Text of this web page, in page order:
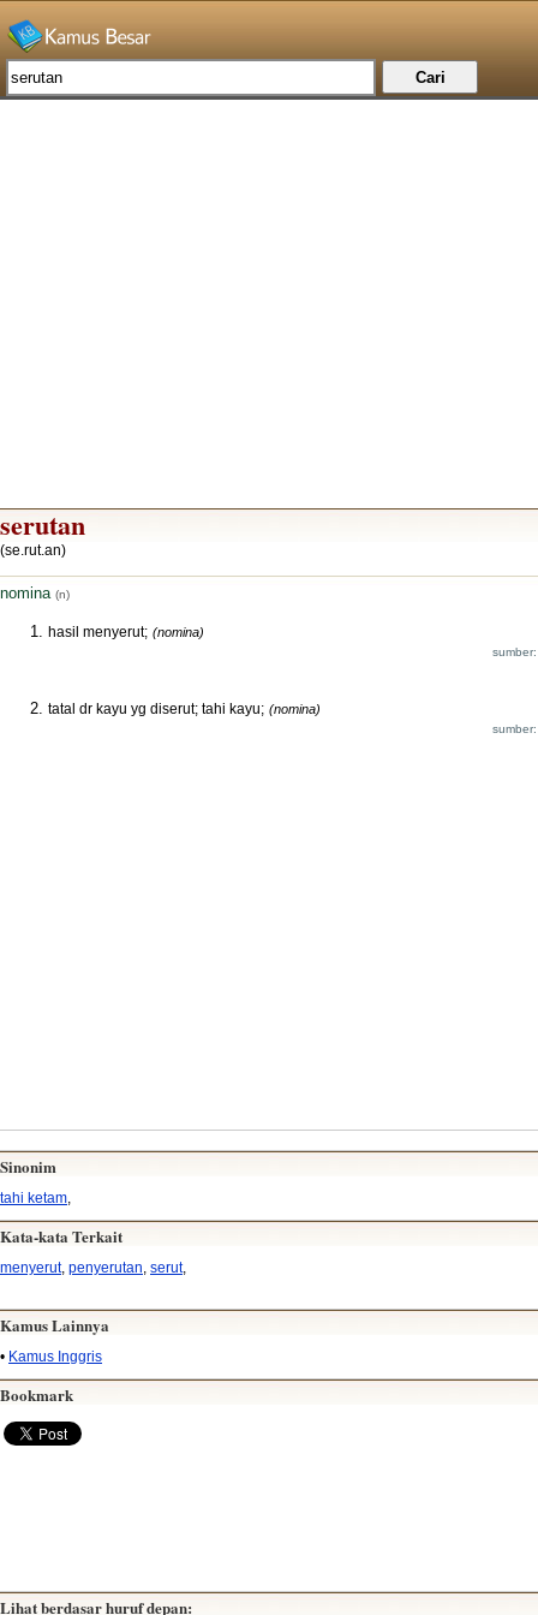
serutan
(se.rut.an)
nomina (n)
hasil menyerut; (nomina)
tatal dr kayu yg diserut; tahi kayu; (nomina)
Sinonim
tahi ketam
Kata-kata Terkait
menyerut, penyerutan, serut,
Kamus Lainnya
• Kamus Inggris
Bookmark
Lihat berdasar huruf depan: